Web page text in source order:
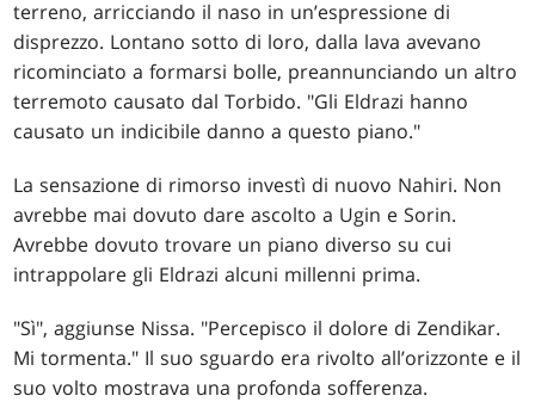
terreno, arricciando il naso in un’espressione di
disprezzo. Lontano sotto di loro, dalla lava avevano
ricominciato a formarsi bolle, preannunciando un altro
terremoto causato dal Torbido. "Gli Eldrazi hanno
causato un indicibile danno a questo piano."
La sensazione di rimorso investì di nuovo Nahiri. Non
avrebbe mai dovuto dare ascolto a Ugin e Sorin.
Avrebbe dovuto trovare un piano diverso su cui
intrappolare gli Eldrazi alcuni millenni prima.
"Sì", aggiunse Nissa. "Percepisco il dolore di Zendikar.
Mi tormenta." Il suo sguardo era rivolto all’orizzonte e il
suo volto mostrava una profonda sofferenza.